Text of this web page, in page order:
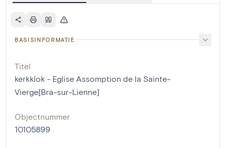
BASISINFORMATIE
Titel
kerkklok - Eglise Assomption de la Sainte-
Vierge[Bra-sur-Lienne]
Objectnummer
10105899